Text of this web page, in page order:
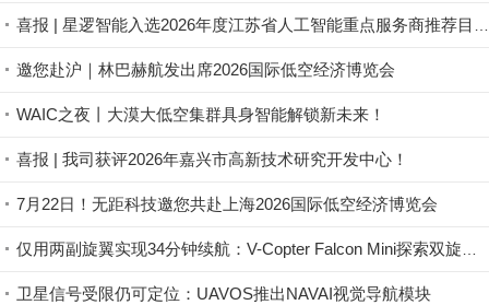
邀您赴沪｜林巴赫航发出席2026国际低空经济博览会
WAIC之夜丨大漠大低空集群具身智能解锁新未来！
喜报 | 我司获评2026年嘉兴市高新技术研究开发中心！
7月22日！无距科技邀您共赴上海2026国际低空经济博览会
卫星信号受限仍可定位：UAVOS推出NAVAI视觉导航模块